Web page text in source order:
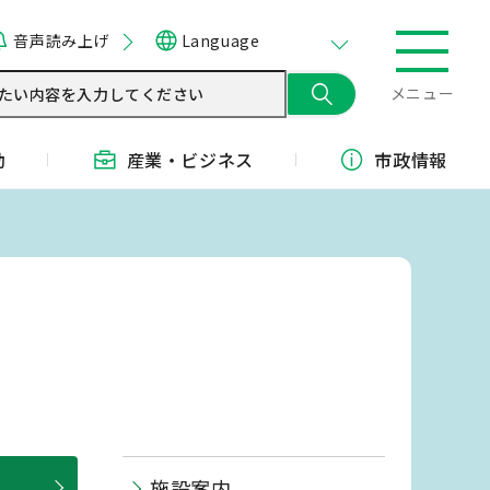
音声読み上げ Language
メニュー
産業・ ビジネス 市政情報